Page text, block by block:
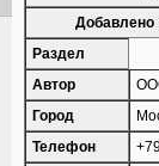
Добавлено
Раздел
Автор
Город
Телефон